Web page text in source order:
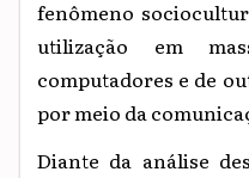
fenômeno
utilização em
computadores e de
por meio da
Diante da análise